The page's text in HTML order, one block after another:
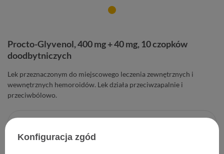
Procto-Glyvenol, 400 mg + 40 mg, 10 czopków
doodbytniczych
Lek przeznaczonym do miejscowego leczenia zewnętrznych i
wewnętrznych hemoroidów. Lek działa przeciwzapalnie i
przeciwbólowo.
Cena jednostkowa2,30 zł / szt.
Konfiguracja zgód